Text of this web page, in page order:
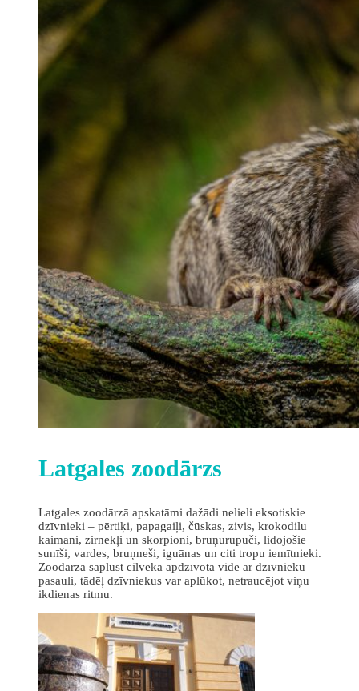
Latgales zoodārzs
Latgales zoodārzā apskatāmi dažādi nelieli eksotiskie
dzīvnieki – pērtiķi, papagaiļi, čūskas, zivis, krokodilu
kaimani, zirnekļi un skorpioni, bruņurupuči, lidojošie
sunīši, vardes, bruņneši, iguānas un citi tropu iemītnieki.
Zoodārzā saplūst cilvēka apdzīvotā vide ar dzīvnieku
pasauli, tādēļ dzīvniekus var aplūkot, netraucējot viņu
ikdienas ritmu.